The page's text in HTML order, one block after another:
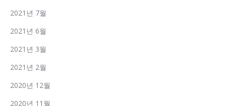
2021년 7월
2021년 6월
2021년 3월
2021년 2월
2020년 12월
2020년 11월